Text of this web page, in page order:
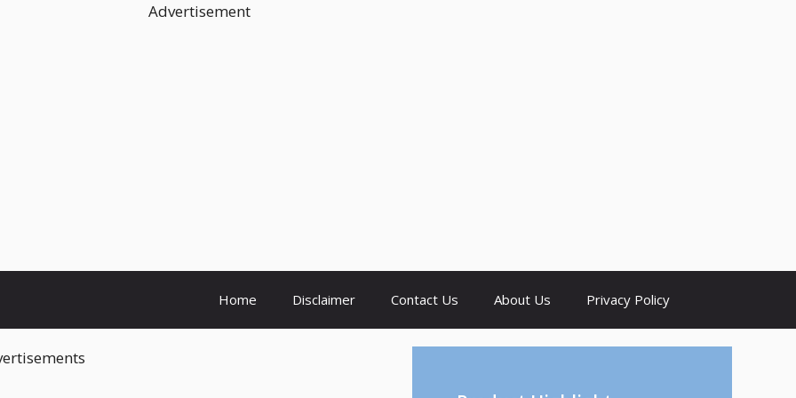
Advertisement
Home Disclaimer Contact Us About Us Privacy Policy